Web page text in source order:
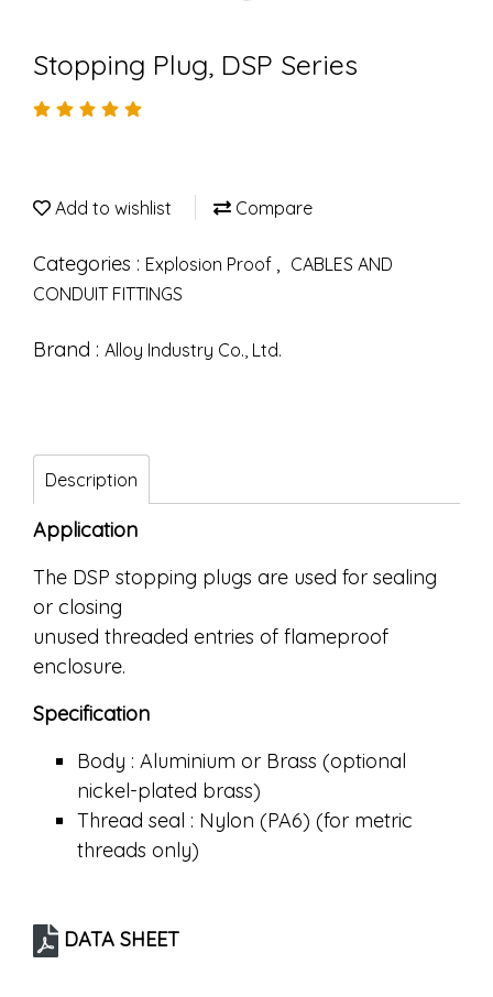
Stopping Plug, DSP Series
Add to wishlist Compare
Categories : Explosion Proof , CABLES AND
CONDUIT FITTINGS
Brand : Alloy Industry Co., Ltd.
Description
Application
The DSP stopping plugs are used for sealing
or closing
unused threaded entries of flameproof
enclosure.
Specification
Body : Aluminium or Brass (optional
nickel-plated brass)
Thread seal : Nylon (PA6) (for metric
threads only)
DATA SHEET